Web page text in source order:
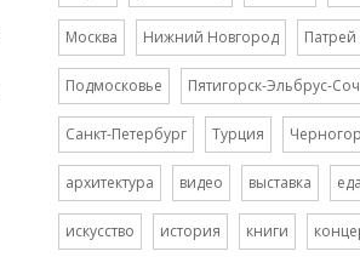
Москва Нижний Новгород Патрей
Подмосковье Пятигорск-Эльбрус-
Санкт-Петербург Турция
архитектура видео выставка
искусство история книги